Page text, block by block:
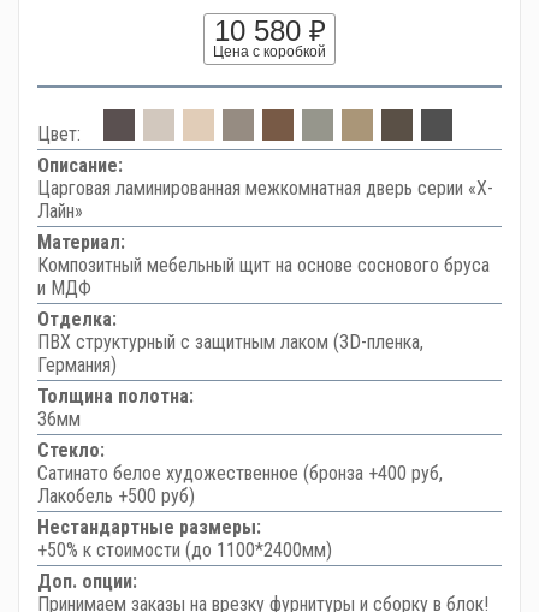
10 580 ₽
Цена с коробкой
Цвет:
Описание:
Царговая ламинированная межкомнатная дверь серии «Х-
Лайн»
Материал:
Композитный мебельный щит на основе соснового бруса
и МДФ
Отделка:
ПВХ структурный с защитным лаком (3D-пленка,
Германия)
Толщина полотна:
36мм
Стекло:
Сатинато белое художественное (бронза +400 руб,
Лакобель +500 руб)
Нестандартные размеры:
+50% к стоимости (до 1100*2400мм)
Доп. опции:
Принимаем заказы на врезку фурнитуры и сборку в блок!